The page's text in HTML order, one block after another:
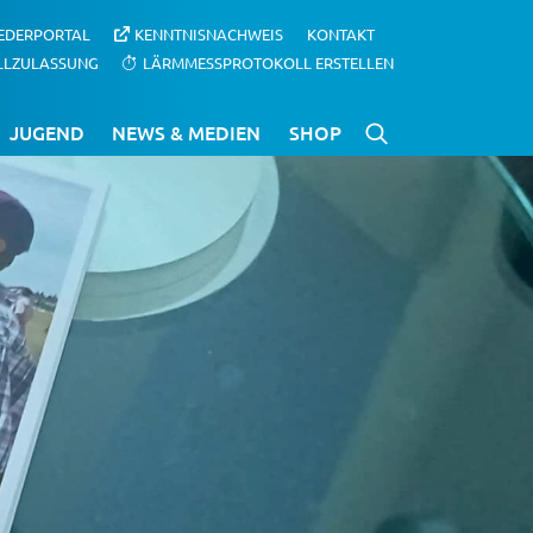
KENNTNISNACHWEIS
KONTAKT
LÄRMMESSPROTOKOLL ERSTELLEN
JUGEND NEWS & MEDIEN SHOP